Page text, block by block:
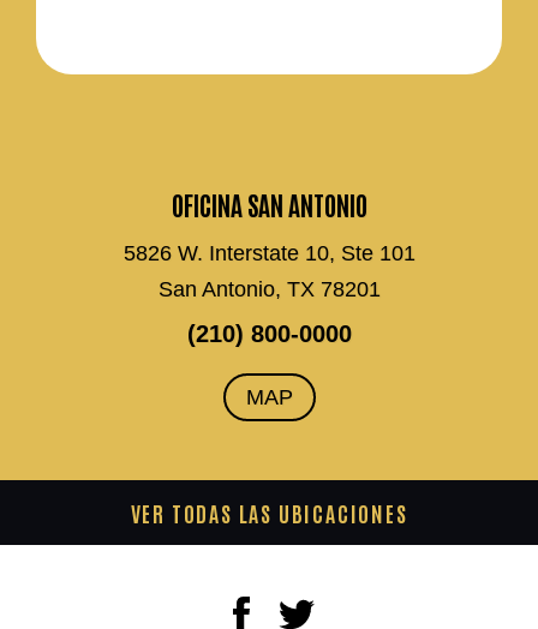
OFICINA SAN ANTONIO
5826 W. Interstate 10, Ste 101
San Antonio, TX 78201
(210) 800-0000
MAP
VER TODAS LAS UBICACIONES